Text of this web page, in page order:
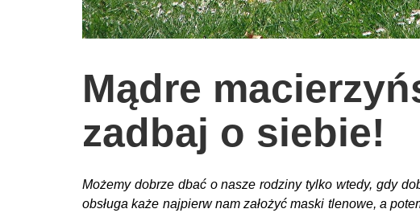
zrób to sam
Mądre
zadbaj o siebie!
Możemy dobrze dbać o nasze rodziny tylko wtedy, gdy
obsługa każe najpierw nam założyć maski tlenowe, a